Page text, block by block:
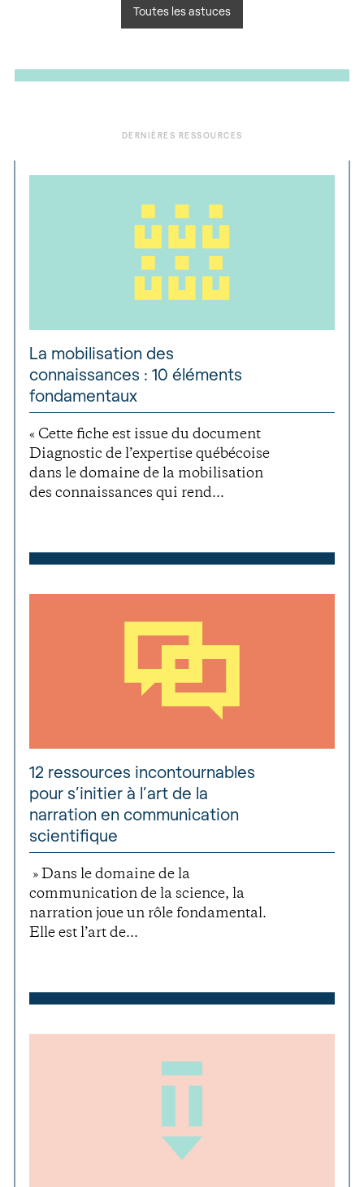
Toutes les astuces
DERNIÈRES RESSOURCES
La mobilisation des
connaissances : 10 éléments
fondamentaux
« Cette fiche est issue du document
Diagnostic de l’expertise québécoise
dans le domaine de la mobilisation
des connaissances qui rend...
12 ressources incontournables
pour s’initier à l’art de la
narration en communication
scientifique
» Dans le domaine de la
communication de la science, la
narration joue un rôle fondamental.
Elle est l’art de...